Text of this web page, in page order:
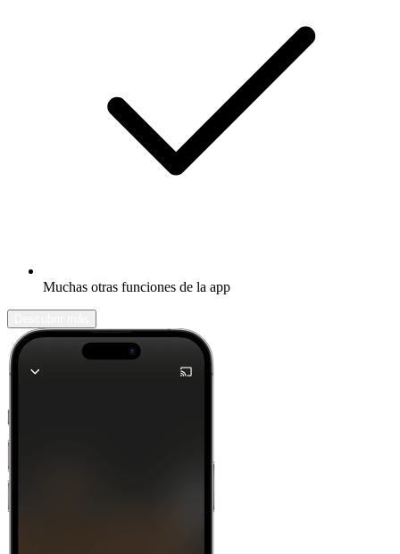
Muchas otras funciones de la app